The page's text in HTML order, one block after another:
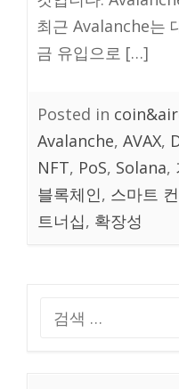
최근 Avalanche는
금 유입으로 […]
Posted in
Avalanche, AVAX,
NFT, PoS, Solana,
블록체인, 스마트
트너십, 확장성